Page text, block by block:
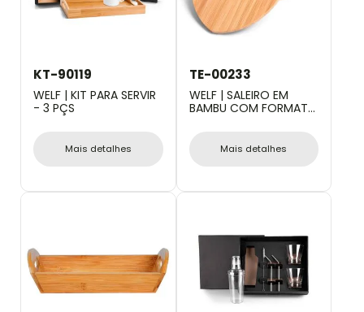
KT-90119
WELF | KIT PARA SERVIR
- 3 PÇS
Mais detalhes
TE-00233
WELF | SALEIRO EM
BAMBU COM FORMATO
Mais detalhes